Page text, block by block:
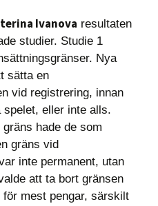
Ivanova resultaten
studier. Studie 1
Nya
sätta en
vid registrering, innan
eller inte alls.
hade de som
gräns vid
inte permanent, utan
att ta bort gränsen
mest pengar, särskilt